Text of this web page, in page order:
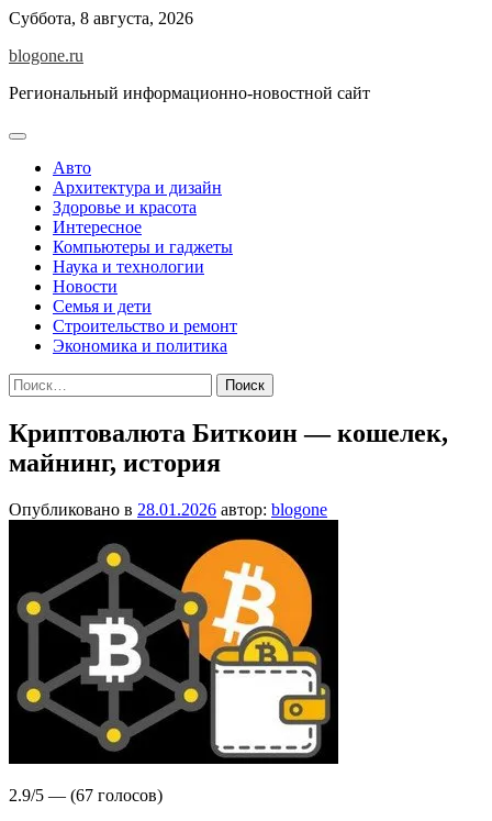
Перейти
содержимому
Суббота, 8 августа, 2026
blogone.ru
Региональный информационно-новостной сайт
Авто
Архитектура и дизайн
Здоровье и красота
Интересное
Компьютеры и гаджеты
Наука и технологии
Новости
Семья и дети
Строительство и ремонт
Экономика и политика
Найти:
Криптовалюта Биткоин — кошелек,
майнинг, история
Опубликовано в 28.01.2026 автор: blogone
2.9/5 — (67 голосов)